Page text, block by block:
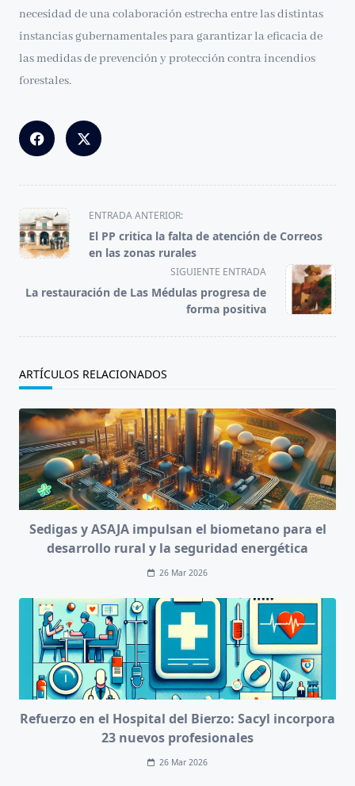
necesidad de una colaboración estrecha entre las distintas
instancias gubernamentales para garantizar la eficacia de
las medidas de prevención y protección contra incendios
forestales.
<span
class="nav-
subtitle
reader-
ENTRADA ANTERIOR:
El PP critica la falta de atención de Correos
en las zonas rurales
SIGUIENTE ENTRADA
La restauración de Las Médulas progresa de
forma positiva
ARTÍCULOS RELACIONADOS
Sedigas y ASAJA impulsan el biometano para el
desarrollo rural y la seguridad energética
26 Mar 2026
Refuerzo en el Hospital del Bierzo: Sacyl incorpora
23 nuevos profesionales
26 Mar 2026